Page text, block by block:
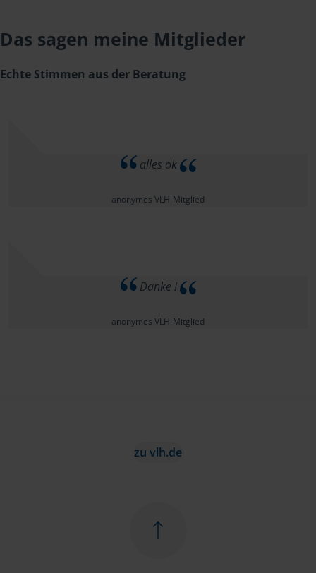
Das sagen meine Mitglieder
Echte Stimmen aus der Beratung
alles ok
anonymes VLH-Mitglied
Danke !
anonymes VLH-Mitglied
zu vlh.de